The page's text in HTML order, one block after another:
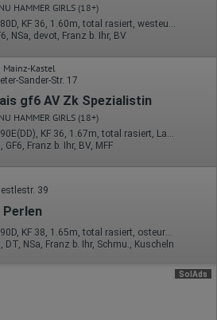
Verarbeitung
HAMMER GIRLS (18+)
27 Jahre, 80D, KF 36, 1.60m, total rasiert, westeuropäisch
NSa, devot, Franz b. Ihr, BV
Mainz-Kastel
Sander-Str. 17
gf6 AV Zk Spezialistin
HAMMER GIRLS (18+)
25 Jahre, 90E(DD), KF 36, 1.67m, total rasiert, Latina
GF6, Franz b. Ihr, BV, MFF
39
Perlen
DT, NSa, Franz b. Ihr, Schmu., Kuscheln
SolAds